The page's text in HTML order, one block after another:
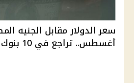
أغسطس.. تراجع في 10 بنوك وارت...